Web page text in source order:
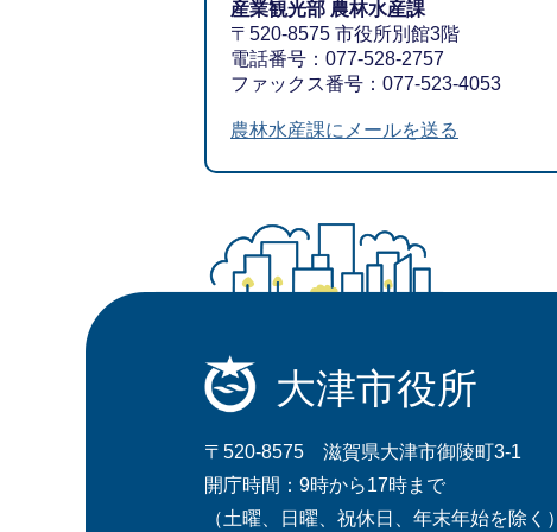
産業観光部 農林水産課
〒520-8575 市役所別館3階
電話番号：077-528-2757
ファックス番号：077-523-4053
農林水産課にメールを送る
大津市役所
〒520-8575 滋賀県大津市御陵町3-1
開庁時間：9時から17時まで
（土曜、日曜、祝休日、年末年始を除く）